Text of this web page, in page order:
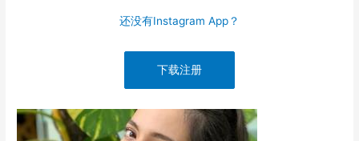
还没有Instagram App？
下载注册